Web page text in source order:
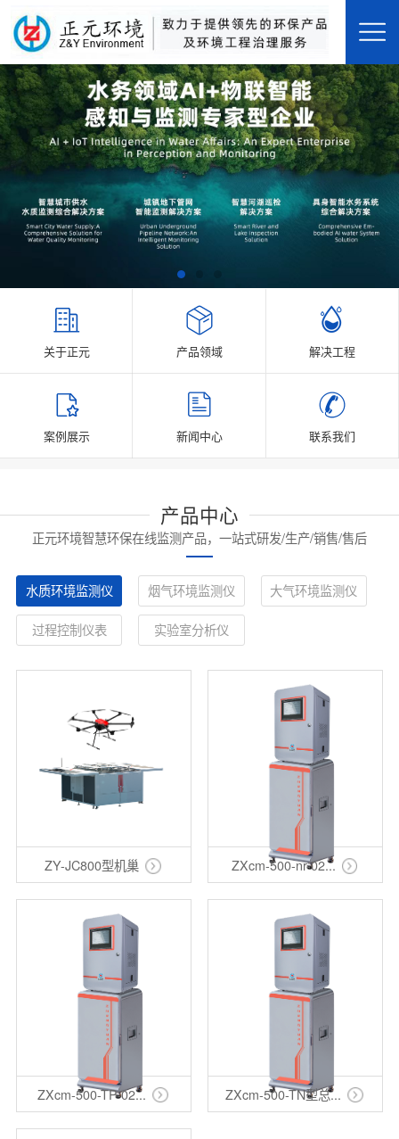
关于正元 产品领域 解决工程
案例展示 新闻中心 联系我们
产品中心
正元环境智慧环保在线监测产品，一站式研发/生产/销售/售后
水质环境监测仪 烟气环境监测仪 大气环境监测仪
过程控制仪表 实验室分析仪
ZY-JC800型机巢 ZXcm-500-nr-02...
ZXcm-500-TP-02... ZXcm-500-TN型总...